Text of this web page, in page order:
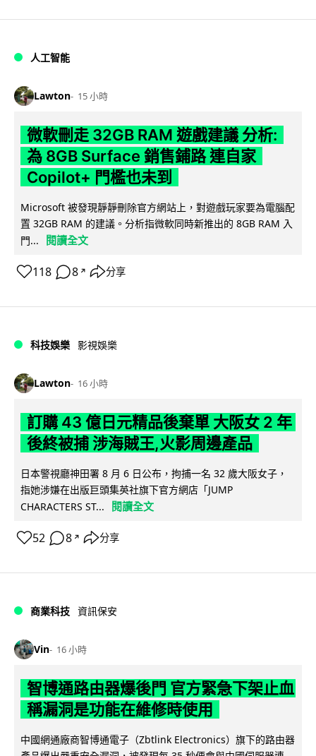
人工智能
Lawton 15 小時
微軟刪走 32GB RAM 遊戲建議 分析:
為 8GB Surface 銷售鋪路 連自家
Copilot+ 門檻也未到
Microsoft 被發現靜靜刪除官方網站上，對遊戲玩家要為電腦配
置 32GB RAM 的建議。分析指微軟同時新推出的 8GB RAM 入
門...
閱讀全文
118 8 ↗ 分享
科技娛樂 影視娛樂
Lawton 16 小時
訂購 43 億日元精品後棄單 大阪女 2 年
後終被捕 涉海賊王,火影周邊產品
日本警視廳神田署 8 月 6 日公布，拘捕一名 32 歲大阪女子，
指她涉嫌在出版巨頭集英社旗下官方網店「JUMP
CHARACTERS ST...
閱讀全文
52 8 ↗ 分享
商業科技 資訊保安
Vin 16 小時
智博通路由器爆後門 官方緊急下架止血
稱漏洞是功能在維修時使用
中國網通廠商智博通電子（Zbtlink Electronics）旗下的路由器